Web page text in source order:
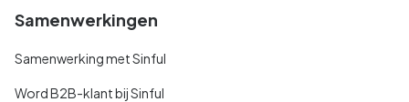
Samenwerkingen
Samenwerking met Sinful
Word B2B-klant bij Sinful